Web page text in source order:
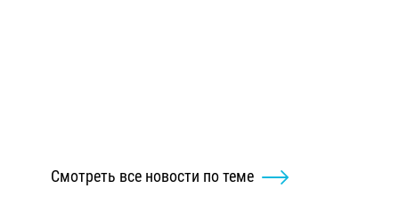
Смотреть все новости по теме